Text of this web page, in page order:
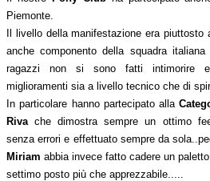
Piemonte.
Il livello della manifestazione era
anche componento della squadra
ragazzi non si sono fatti intimorire e
miglioramenti sia a livello tecnico che di
In particolare hanno partecipato alla
Riva che dimostra sempre un ottimo
senza errori e effettuato sempre da
Miriam abbia invece fatto cadere un
settimo posto più che apprezzabile.....